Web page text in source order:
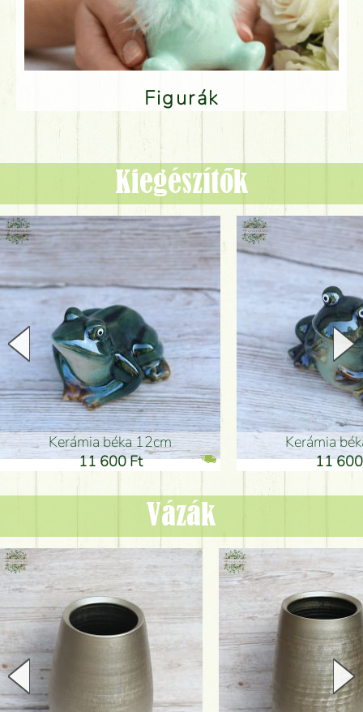
Figurák
Kiegészítők
Kerámia béka 12cm
11 600 Ft
Kerámia
11
Vázák